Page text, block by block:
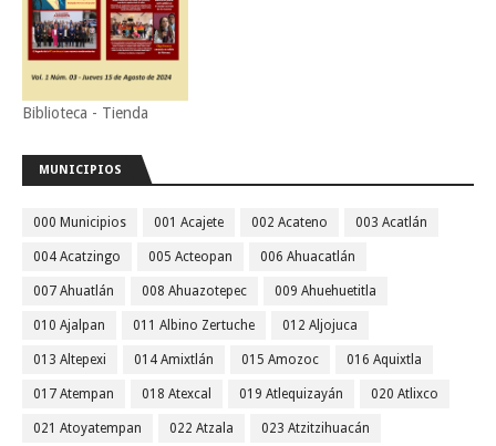
Biblioteca - Tienda
MUNICIPIOS
000 Municipios 001 Acajete 002 Acateno 003 Acatlán
004 Acatzingo 005 Acteopan 006 Ahuacatlán
007 Ahuatlán 008 Ahuazotepec 009 Ahuehuetitla
010 Ajalpan 011 Albino Zertuche 012 Aljojuca
013 Altepexi 014 Amixtlán 015 Amozoc 016 Aquixtla
017 Atempan 018 Atexcal 019 Atlequizayán 020 Atlixco
021 Atoyatempan 022 Atzala 023 Atzitzihuacán